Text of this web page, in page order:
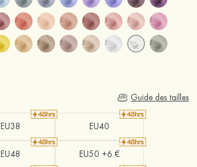
Guide des tailles
EU38 EU40
EU48 EU50 +6 €